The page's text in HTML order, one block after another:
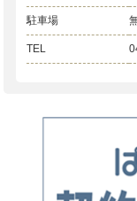
駐車場
TEL